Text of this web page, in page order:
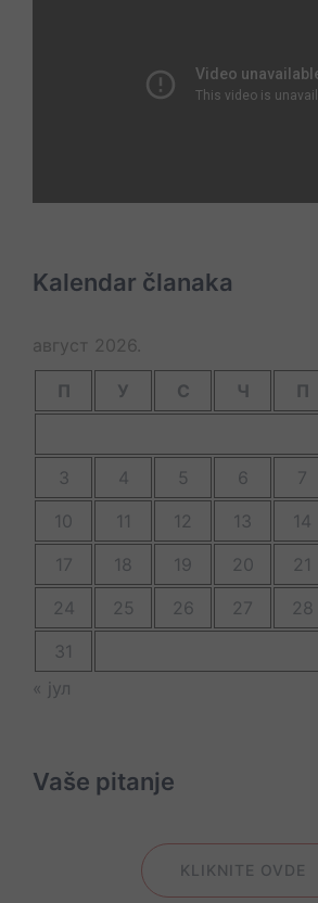
Kalendar članaka
август 2026.
П У С Ч П
3
4 5 6 7
10
11 12 13 14
17
18 19 20 21
24
25 26 27 28
31
« јул
Vaše pitanje
KLIKNITE OVDE